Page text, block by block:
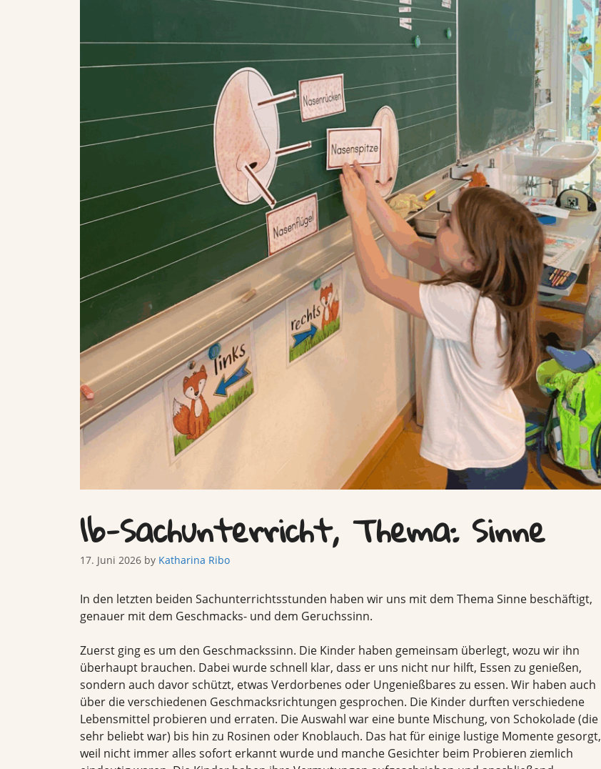
1b-Sachunterricht, Thema: Sinne
17. Juni 2026 by Katharina Ribo
In den letzten beiden Sachunterrichtsstunden haben wir uns mit dem Thema Sinne beschäftigt,
genauer mit dem Geschmacks- und dem Geruchssinn.
Zuerst ging es um den Geschmackssinn. Die Kinder haben gemeinsam überlegt, wozu wir ihn
überhaupt brauchen. Dabei wurde schnell klar, dass er uns nicht nur hilft, Essen zu genießen,
sondern auch davor schützt, etwas Verdorbenes oder Ungenießbares zu essen. Wir haben auch
über die verschiedenen Geschmacksrichtungen gesprochen. Die Kinder durften verschiedene
Lebensmittel probieren und erraten. Die Auswahl war eine bunte Mischung, von Schokolade (die
sehr beliebt war) bis hin zu Rosinen oder Knoblauch. Das hat für einige lustige Momente gesorgt,
weil nicht immer alles sofort erkannt wurde und manche Gesichter beim Probieren ziemlich